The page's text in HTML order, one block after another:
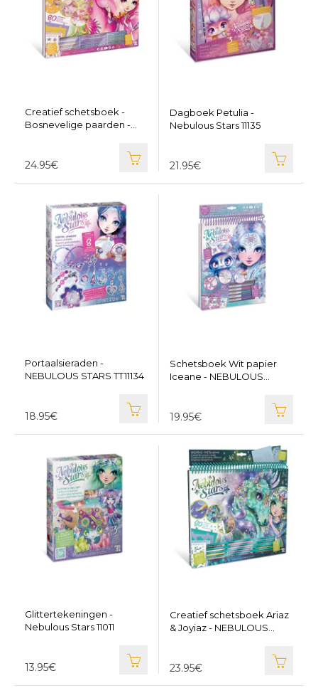
Creatief schetsboek -
Bosnevelige paarden -
24.95€
Dagboek Petulia -
Nebulous Stars 11135
21.95€
Portaalsieraden -
NEBULOUS STARS TT11134
18.95€
Schetsboek Wit papier
Iceane - NEBULOUS
19.95€
Glittertekeningen -
Nebulous Stars 11011
13.95€
Creatief schetsboek Ariaz
& Joyiaz - NEBULOUS
23.95€